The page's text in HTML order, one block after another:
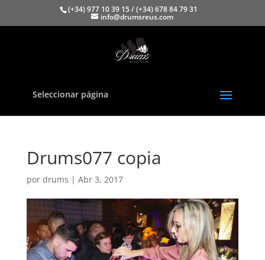
(+34) 977 10 39 15 / (+34) 678 84 79 31
info@drumsreus.com
Seleccionar página
Drums077 copia
por drums | Abr 3, 2017